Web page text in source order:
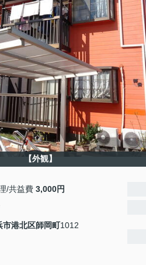
【外観】
/共益費 3,000円
市港北区師岡町1012